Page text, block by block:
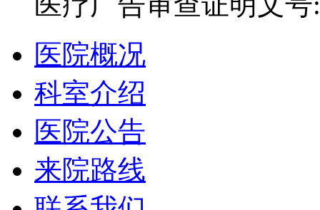
医院概况
科室介绍
医院公告
来院路线